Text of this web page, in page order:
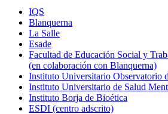
IQS
Blanquerna
La Salle
Esade
Facultad de Educación Social y
(en colaboración con Blanquerna)
Instituto Universitario Observatorio
Instituto Universitario de Salud
Instituto Borja de Bioética
ESDI (centro adscrito)